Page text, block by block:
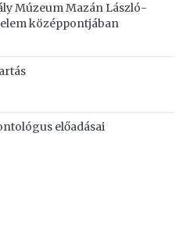
Múzeum Mazán László-
középpontjában
előadásai